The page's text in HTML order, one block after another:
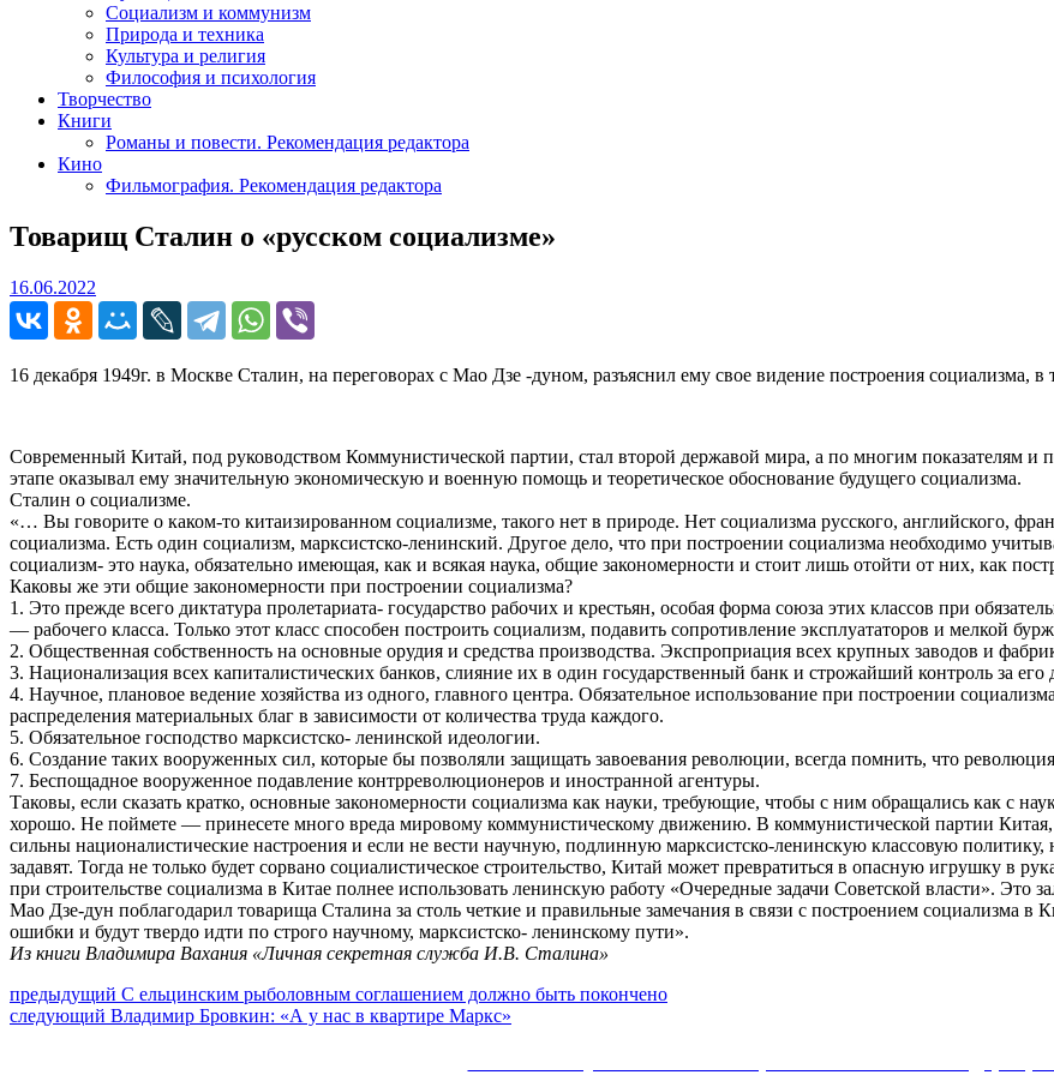
Социализм и коммунизм
Природа и техника
Культура и религия
Философия и психология
Творчество
Книги
Романы и повести. Рекомендация редактора
Кино
Фильмография. Рекомендация редактора
Товарищ Сталин о «русском социализме»
16.06.2022
16 декабря 1949г. в Москве Сталин, на переговорах с Мао Дзе -дуном, разъяснил ему свое видение построения социализма, в
Современный Китай, под руководством Коммунистической партии, стал второй державой мира, а по многим показателям и
этапе оказывал ему значительную экономическую и военную помощь и теоретическое обоснование будущего социализма.
Сталин о социализме.
«… Вы говорите о каком-то китаизированном социализме, такого нет в природе. Нет социализма русского, английского,
социализма. Есть один социализм, марксистско-ленинский. Другое дело, что при построении социализма необходимо
социализм- это наука, обязательно имеющая, как и всякая наука, общие закономерности и стоит лишь отойти от них, как
Каковы же эти общие закономерности при построении социализма?
1. Это прежде всего диктатура пролетариата- государство рабочих и крестьян, особая форма союза этих классов при
— рабочего класса. Только этот класс способен построить социализм, подавить сопротивление эксплуататоров и мелкой
2. Общественная собственность на основные орудия и средства производства. Экспроприация всех крупных заводов и
3. Национализация всех капиталистических банков, слияние их в один государственный банк и строжайший контроль за его
4. Научное, плановое ведение хозяйства из одного, главного центра. Обязательное использование при построении
распределения материальных благ в зависимости от количества труда каждого.
5. Обязательное господство марксистско- ленинской идеологии.
6. Создание таких вооруженных сил, которые бы позволяли защищать завоевания революции, всегда помнить, что
7. Беспощадное вооруженное подавление контрреволюционеров и иностранной агентуры.
Таковы, если сказать кратко, основные закономерности социализма как науки, требующие, чтобы с ним обращались как с
хорошо. Не поймете — принесете много вреда мировому коммунистическому движению. В коммунистической партии Китая,
сильны националистические настроения и если не вести научную, подлинную марксистско-ленинскую классовую
задавят. Тогда не только будет сорвано социалистическое строительство, Китай может превратиться в опасную игрушку в
при строительстве социализма в Китае полнее использовать ленинскую работу «Очередные задачи Советской власти». Это
Мао Дзе-дун поблагодарил товарища Сталина за столь четкие и правильные замечания в связи с построением социализма в
ошибки и будут твердо идти по строго научному, марксистско- ленинскому пути».
Из книги Владимира Вахания «Личная секретная служба И.В. Сталина»
Навигация
по
предыдущий Предыдущий
пост:
С ельцинским рыболовным соглашением должно быть покончено
следующий Следующее
Владимир Бровкин: «А у нас в квартире Маркс»